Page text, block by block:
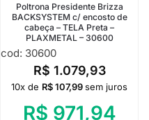
Poltrona Presidente Brizza
BACKSYSTEM c/ encosto de
cabeça – TELA Preta –
PLAXMETAL – 30600
cod: 30600
R$ 1.079,93
10x de R$107,99sem juros
R$ 971,94